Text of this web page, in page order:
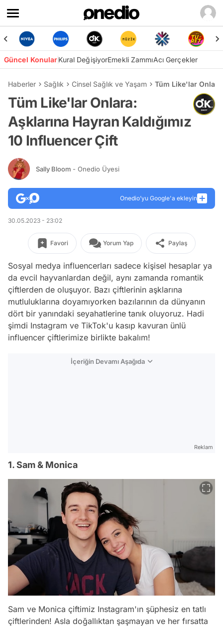
Güncel KonularKural DeğişiyorEmekli ZammıAcı Gerçekler
Haberler Sağlık Cinsel Sağlık ve Yaşam Tüm Like'lar
Tüm Like'lar Onlara:
Aşklarına Hayran Kaldığımız
10 Influencer Çift
Sally Bloom - Onedio Üyesi
Onedio’yu Google'a ekleyin
30.05.2023 - 23:02
Favori Yorum Yap Paylaş
Sosyal medya influencerları sadece kişisel hesaplar ya
da evcil hayvanlardan değil, aynı zamanda romantik
çiftlerden de oluşuyor. Bazı çiftlerinin aşklarına
mutluluklarına doyamıyorken bazılarının da dünyanın
dört bir yanındaki seyahatlerine tanık oluyoruz. Hadi
şimdi Instagram ve TikTok'u kasıp kavuran ünlü
influencer çiftlerimize birlikte bakalım!
İçeriğin Devamı Aşağıda
Reklam
1. Sam & Monica
Sam ve Monica çiftimiz Instagram'ın şüphesiz en tatlı
çiftlerinden! Asla doğallıktan şaşmayan ve her fırsatta